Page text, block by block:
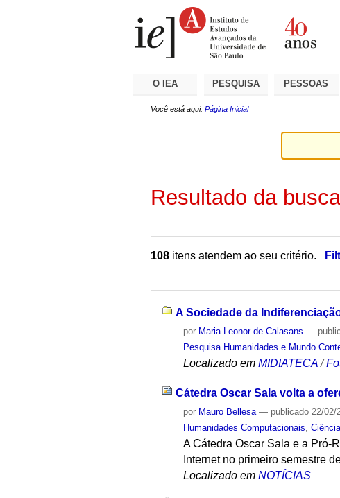
O IEA PESQUISA PESSOAS
Você está aqui: Página Inicial
Resultado da
108 itens atendem ao seu critério.
A Sociedade da
por Maria Leonor de Calasans —
Pesquisa Humanidades e Mundo
Localizado em MIDIATECA /
Cátedra Oscar Sala volta a
por Mauro Bellesa — publicado 22/
Humanidades Computacionais ,
A Cátedra Oscar Sala e a Pró-
Internet no primeiro semestre
Localizado em NOTÍCIAS